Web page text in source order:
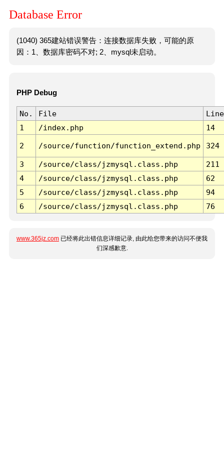
Database Error
(1040) 365建站错误警告：连接数据库失败，可能的原
因：1、数据库密码不对; 2、mysql未启动。
PHP Debug
No. File
Line
1
/index.php 14
2 /source/function/function_extend.php 324
3 /source/class/jzmysql.class.php
211
4
/source/class/jzmysql.class.php
62
5
/source/class/jzmysql.class.php
94
6
/source/class/jzmysql.class.php 76
www.365jz.com 已经将此出错信息详细记录, 由此给您带来的访问不便我
们深感歉意.